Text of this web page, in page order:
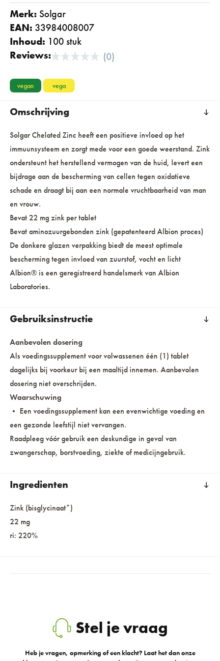
Merk:
solgar
EAN: 33984008007
Inhoud: 100 stuk
Reviews:
(0)
vegan vega
Omschrijving
Solgar Chelated Zinc heeft een positieve invloed op het
immuunsysteem en zorgt mede voor een goede weerstand. Zink
ondersteunt het herstellend vermogen van de huid, levert een
bijdrage aan de bescherming van cellen tegen oxidatieve
schade en draagt bij aan een normale vruchtbaarheid van man
en vrouw.
Bevat 22 mg zink per tablet
Bevat aminozuurgebonden zink (gepatenteerd Albion proces)
De donkere glazen verpakking biedt de meest optimale
bescherming tegen invloed van zuurstof, vocht en licht
Albion® is een geregistreerd handelsmerk van Albion
Laboratories.
Gebruiksinstructie
Aanbevolen dosering
Als voedingssupplement voor volwassenen één (1) tablet
dagelijks bij voorkeur bij een maaltijd innemen. Aanbevolen
dosering niet overschrijden.
Waarschuwing
• Een voedingssupplement kan een evenwichtige voeding en
een gezonde leefstijl niet vervangen.
Raadpleeg vóór gebruik een deskundige in geval van
zwangerschap, borstvoeding, ziekte of medicijngebruik.
Ingredienten
Zink (bisglycinaat*)
22 mg
ri: 220%
Stel je vraag
Heb je vragen, opmerking of een klacht? Laat het dan onze